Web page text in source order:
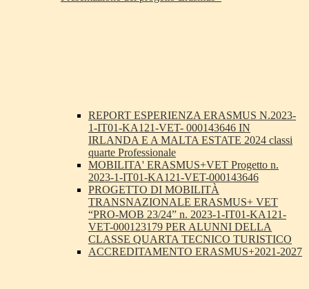
REPORT ESPERIENZA ERASMUS N.2023-
1-IT01-KA121-VET- 000143646 IN
IRLANDA E A MALTA ESTATE 2024 classi
quarte Professionale
MOBILITA' ERASMUS+VET Progetto n.
2023-1-IT01-KA121-VET-000143646
PROGETTO DI MOBILITÀ
TRANSNAZIONALE ERASMUS+ VET
“PRO-MOB 23/24” n. 2023-1-IT01-KA121-
VET-000123179 PER ALUNNI DELLA
CLASSE QUARTA TECNICO TURISTICO
ACCREDITAMENTO ERASMUS+2021-2027